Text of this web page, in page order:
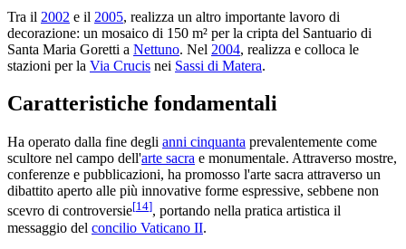
Tra il 2002 e il 2005, realizza un altro importante lavoro di
decorazione: un mosaico di 150 m² per la cripta del Santuario di
Santa Maria Goretti a Nettuno. Nel 2004, realizza e colloca le
stazioni per la Via Crucis nei Sassi di Matera.
Caratteristiche fondamentali
Ha operato dalla fine degli anni cinquanta prevalentemente come
scultore nel campo dell'arte sacra e monumentale. Attraverso mostre,
conferenze e pubblicazioni, ha promosso l'arte sacra attraverso un
dibattito aperto alle più innovative forme espressive, sebbene non
scevro di controversie[14], portando nella pratica artistica il
messaggio del concilio Vaticano II.